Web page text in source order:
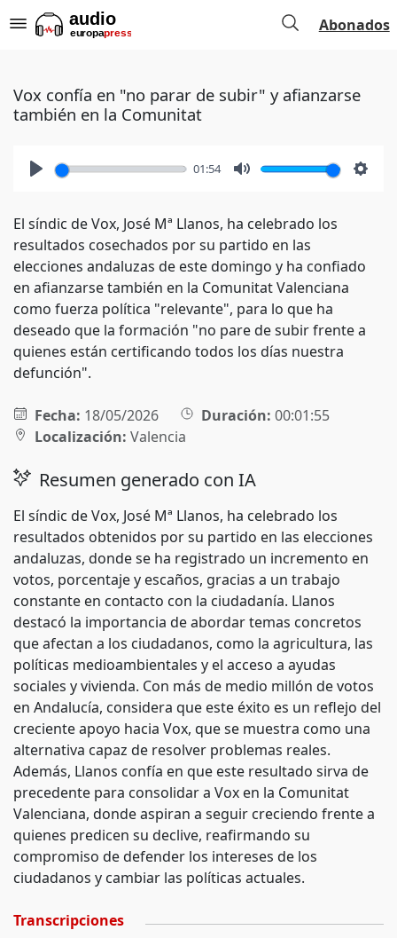
Abonados
Vox confía en "no parar de subir" y afianzarse
también en la Comunitat
01:54
El síndic de Vox, José Mª Llanos, ha celebrado los
resultados cosechados por su partido en las
elecciones andaluzas de este domingo y ha confiado
en afianzarse también en la Comunitat Valenciana
como fuerza política "relevante", para lo que ha
deseado que la formación "no pare de subir frente a
quienes están certificando todos los días nuestra
defunción".
Fecha: 18/05/2026 Duración: 00:01:55
Localización: Valencia
Resumen generado con IA
El síndic de Vox, José Mª Llanos, ha celebrado los
resultados obtenidos por su partido en las elecciones
andaluzas, donde se ha registrado un incremento en
votos, porcentaje y escaños, gracias a un trabajo
constante en contacto con la ciudadanía. Llanos
destacó la importancia de abordar temas concretos
que afectan a los ciudadanos, como la agricultura, las
políticas medioambientales y el acceso a ayudas
sociales y vivienda. Con más de medio millón de votos
en Andalucía, considera que este éxito es un reflejo del
creciente apoyo hacia Vox, que se muestra como una
alternativa capaz de resolver problemas reales.
Además, Llanos confía en que este resultado sirva de
precedente para consolidar a Vox en la Comunitat
Valenciana, donde aspiran a seguir creciendo frente a
quienes predicen su declive, reafirmando su
compromiso de defender los intereses de los
ciudadanos y cambiar las políticas actuales.
Transcripciones